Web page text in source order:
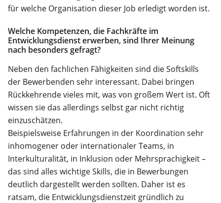
für welche Organisation dieser Job erledigt worden ist.
Welche Kompetenzen, die Fachkräfte im
Entwicklungsdienst erwerben, sind Ihrer Meinung
nach besonders gefragt?
Neben den fachlichen Fähigkeiten sind die Softskills
der Bewerbenden sehr interessant. Dabei bringen
Rückkehrende vieles mit, was von großem Wert ist. Oft
wissen sie das allerdings selbst gar nicht richtig
einzuschätzen.
Beispielsweise Erfahrungen in der Koordination sehr
inhomogener oder internationaler Teams, in
Interkulturalität, in Inklusion oder Mehrsprachigkeit –
das sind alles wichtige Skills, die in Bewerbungen
deutlich dargestellt werden sollten. Daher ist es
ratsam, die Entwicklungsdienstzeit gründlich zu